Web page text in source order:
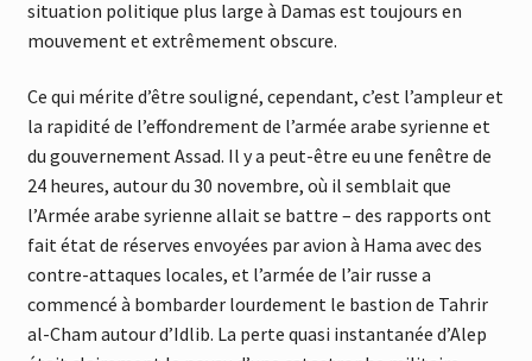
situation politique plus large à Damas est toujours en
mouvement et extrêmement obscure.
Ce qui mérite d’être souligné, cependant, c’est l’ampleur et
la rapidité de l’effondrement de l’armée arabe syrienne et
du gouvernement Assad. Il y a peut-être eu une fenêtre de
24 heures, autour du 30 novembre, où il semblait que
l’Armée arabe syrienne allait se battre – des rapports ont
fait état de réserves envoyées par avion à Hama avec des
contre-attaques locales, et l’armée de l’air russe a
commencé à bombarder lourdement le bastion de Tahrir
al-Cham autour d’Idlib. La perte quasi instantanée d’Alep